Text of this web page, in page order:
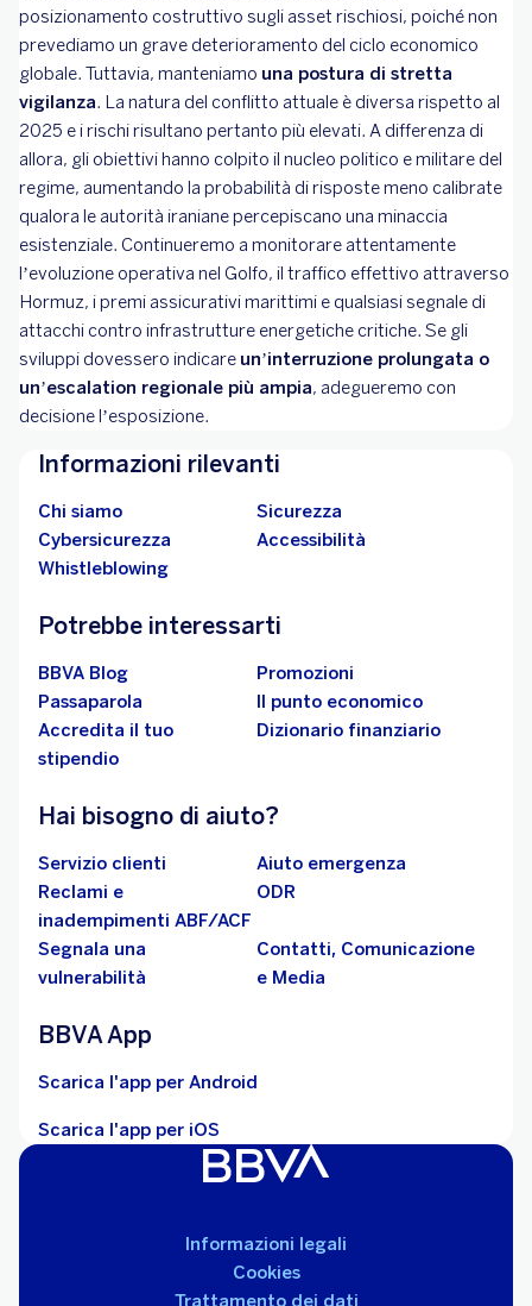
posizionamento costruttivo sugli asset rischiosi, poiché non
prevediamo un grave deterioramento del ciclo economico
globale. Tuttavia, manteniamo una postura di stretta
vigilanza. La natura del conflitto attuale è diversa rispetto al
2025 e i rischi risultano pertanto più elevati. A differenza di
allora, gli obiettivi hanno colpito il nucleo politico e militare del
regime, aumentando la probabilità di risposte meno calibrate
qualora le autorità iraniane percepiscano una minaccia
esistenziale. Continueremo a monitorare attentamente
l’evoluzione operativa nel Golfo, il traffico effettivo attraverso
Hormuz, i premi assicurativi marittimi e qualsiasi segnale di
attacchi contro infrastrutture energetiche critiche. Se gli
sviluppi dovessero indicare un’interruzione prolungata o
un’escalation regionale più ampia, adegueremo con
decisione l’esposizione.
Informazioni rilevanti
Chi siamo
Sicurezza
Cybersicurezza
Accessibilità
Whistleblowing
Potrebbe interessarti
BBVA Blog
Promozioni
Passaparola
Il punto economico
Accredita il tuo
stipendio
Dizionario finanziario
Hai bisogno di aiuto?
Servizio clienti
Aiuto emergenza
Reclami e
inadempimenti ABF/ACF
ODR
Segnala una
vulnerabilità
Contatti, Comunicazione
e Media
BBVA App
Scarica l'app per Android
Scarica l'app per iOS
Informazioni legali
Cookies
Trattamento dei dati